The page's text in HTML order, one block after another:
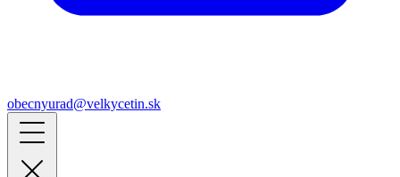
obecnyurad@velkycetin.sk